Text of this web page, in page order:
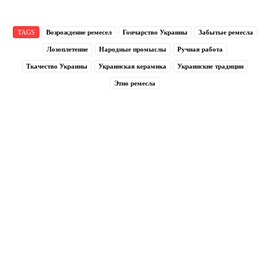
TAGS Возрождение ремесел Гончарство Украины Забытые ремесла
Лозоплетение Народные промыслы Ручная работа
Ткачество Украины Украинская керамика Украинские традиции
Этно ремесла